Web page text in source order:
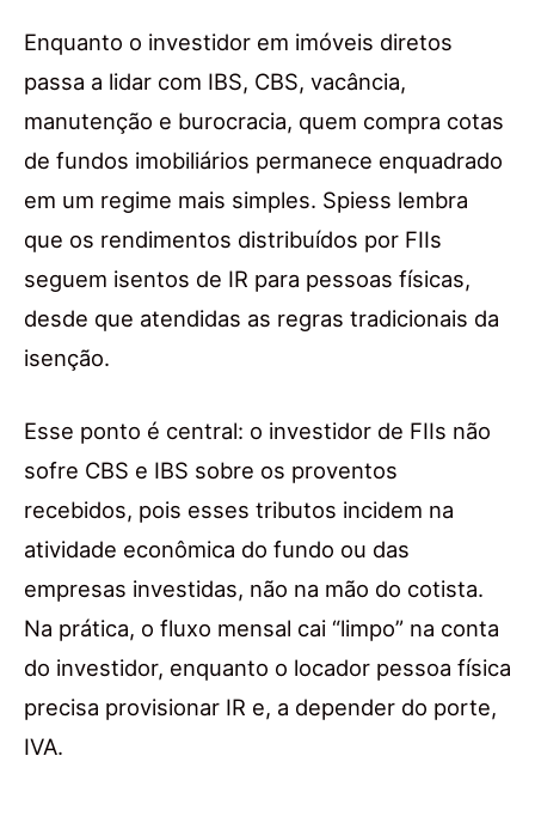
Enquanto o investidor em imóveis diretos
passa a lidar com IBS, CBS, vacância,
manutenção e burocracia, quem compra cotas
de fundos imobiliários permanece enquadrado
em um regime mais simples. Spiess lembra
que os rendimentos distribuídos por FIIs
seguem isentos de IR para pessoas físicas,
desde que atendidas as regras tradicionais da
isenção.
Esse ponto é central: o investidor de FIIs não
sofre CBS e IBS sobre os proventos
recebidos, pois esses tributos incidem na
atividade econômica do fundo ou das
empresas investidas, não na mão do cotista.
Na prática, o fluxo mensal cai “limpo” na conta
do investidor, enquanto o locador pessoa física
precisa provisionar IR e, a depender do porte,
IVA.